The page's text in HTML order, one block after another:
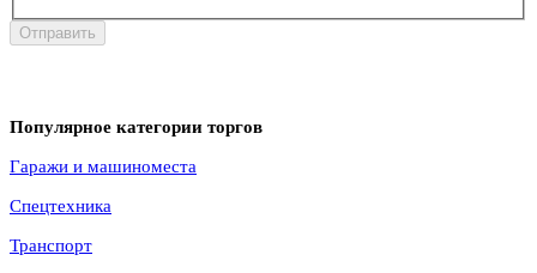
Отправить
Популярное категории торгов
Гаражи и машиноместа
Спецтехника
Транспорт